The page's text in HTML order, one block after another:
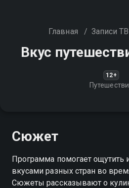
Главная / Записи
Вкус
12+
Сюжет
Программа помогает ощутить
вкусами разных стран во
Сюжеты рассказывают о